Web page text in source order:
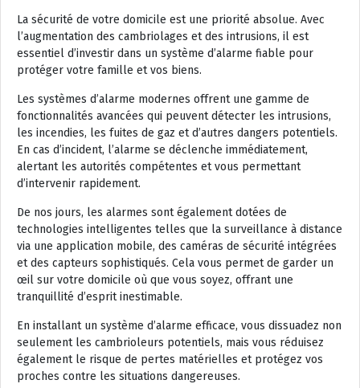
La sécurité de votre domicile est une priorité absolue. Avec
l’augmentation des cambriolages et des intrusions, il est
essentiel d’investir dans un système d’alarme fiable pour
protéger votre famille et vos biens.
Les systèmes d’alarme modernes offrent une gamme de
fonctionnalités avancées qui peuvent détecter les intrusions,
les incendies, les fuites de gaz et d’autres dangers potentiels.
En cas d’incident, l’alarme se déclenche immédiatement,
alertant les autorités compétentes et vous permettant
d’intervenir rapidement.
De nos jours, les alarmes sont également dotées de
technologies intelligentes telles que la surveillance à distance
via une application mobile, des caméras de sécurité intégrées
et des capteurs sophistiqués. Cela vous permet de garder un
œil sur votre domicile où que vous soyez, offrant une
tranquillité d’esprit inestimable.
En installant un système d’alarme efficace, vous dissuadez non
seulement les cambrioleurs potentiels, mais vous réduisez
également le risque de pertes matérielles et protégez vos
proches contre les situations dangereuses.